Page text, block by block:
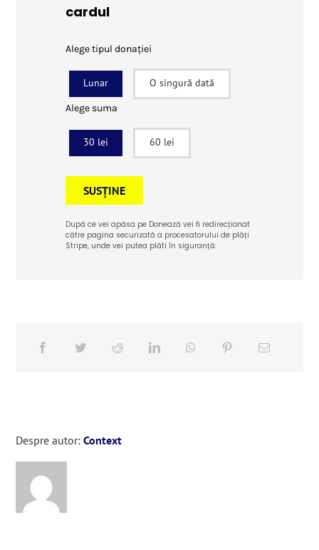
cardul
Alege tipul donației
Lunar O singură dată
Alege suma
30 lei 60 lei
SUSȚINE
După ce vei apăsa pe Donează vei fi redirecționat
către pagina securizată a procesatorului de plăți
Stripe, unde vei putea plăti în siguranță.
Despre autor:Context